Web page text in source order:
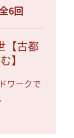
6回
【古都
】
ワークで